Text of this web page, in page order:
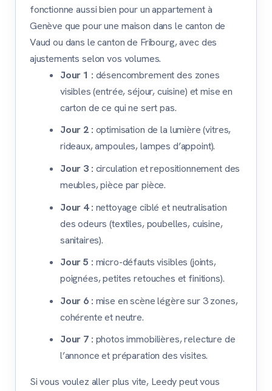
fonctionne aussi bien pour un appartement à
Genève que pour une maison dans le canton de
Vaud ou dans le canton de Fribourg, avec des
ajustements selon vos volumes.
Jour 1 : désencombrement des zones
visibles (entrée, séjour, cuisine) et mise en
carton de ce qui ne sert pas.
Jour 2 : optimisation de la lumière (vitres,
rideaux, ampoules, lampes d’appoint).
Jour 3 : circulation et repositionnement des
meubles, pièce par pièce.
Jour 4 : nettoyage ciblé et neutralisation
des odeurs (textiles, poubelles, cuisine,
sanitaires).
Jour 5 : micro-défauts visibles (joints,
poignées, petites retouches et finitions).
Jour 6 : mise en scène légère sur 3 zones,
cohérente et neutre.
Jour 7 : photos immobilières, relecture de
l’annonce et préparation des visites.
Si vous voulez aller plus vite, Leedy peut vous